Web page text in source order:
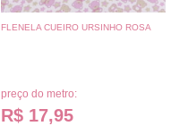
FLENELA CUEIRO URSINHO ROSA
preço do metro:
R$ 17,95